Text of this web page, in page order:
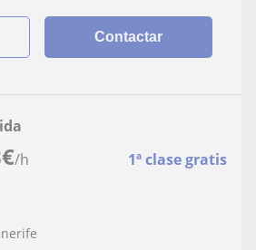
Contactar
€/h 1ª clase gratis